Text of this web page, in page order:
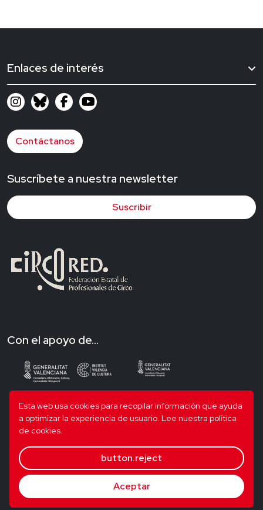
Esta web usa cookies para recopilar información que ayuda
a optimizar la experiencia de usuario. Lee nuestra política
de cookies.
button.reject
Aceptar
Enlaces de interés
Contáctanos
Suscríbete a nuestra newsletter
Suscribir
Con el apoyo de...